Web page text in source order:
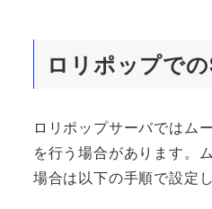
ロリポップで
ロリポップサーバではム
を行う場合があります。
場合は以下の手順で設定し